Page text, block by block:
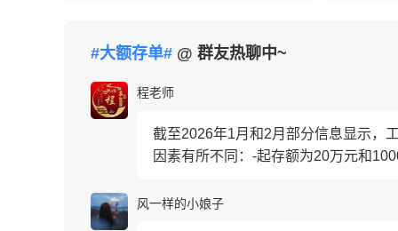
#大额存单# @ 群友热聊中~
程老师
截至2026年1月和2月部分信息显示，
因素有所不同：-起存额为20万元和
风一样的小娘子